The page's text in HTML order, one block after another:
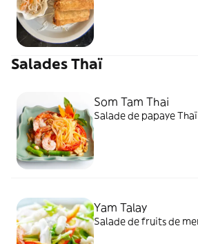
Salades Thaï
Som Tam Thai
Salade de papaye
Yam Talay
Salade de fruits de